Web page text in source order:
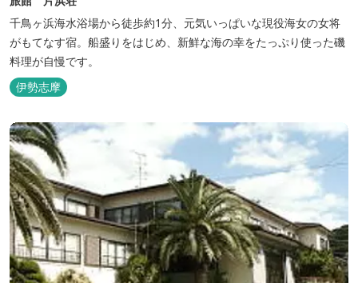
千鳥ヶ浜海水浴場から徒歩約1分、元気いっぱいな現役海女の女将
がもてなす宿。船盛りをはじめ、新鮮な海の幸をたっぷり使った磯
料理が自慢です。
伊勢志摩